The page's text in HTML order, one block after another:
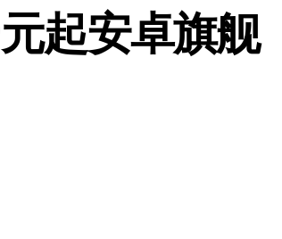
起安卓旗舰